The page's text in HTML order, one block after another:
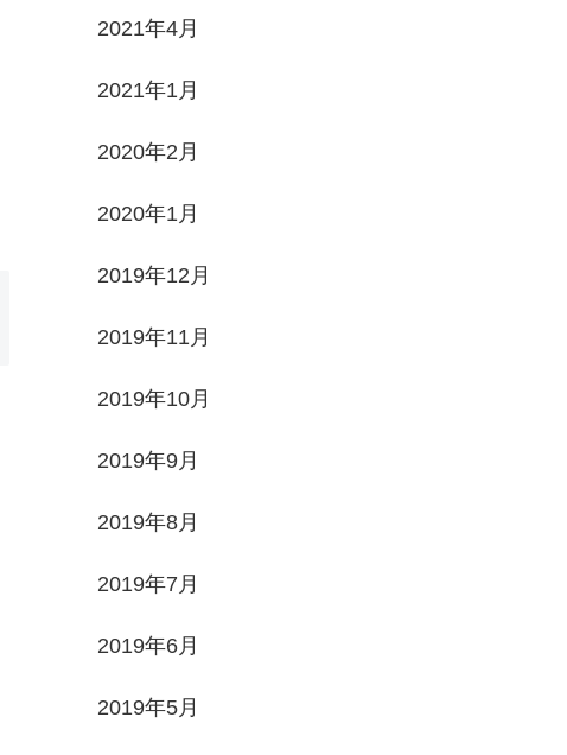
2021年4月
2021年1月
2020年2月
2020年1月
2019年12月
2019年11月
2019年10月
2019年9月
2019年8月
2019年7月
2019年6月
2019年5月